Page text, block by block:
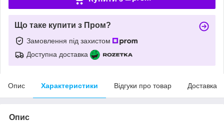
Що таке купити з Пром?
Замовлення під захистом
Доступна доставка
Опис Характеристики Відгуки про товар Доставка
Опис